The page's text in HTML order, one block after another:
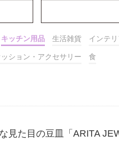
キッチン用品 生活雑貨 インテ
ション・アクセサリー 食
見た目の豆皿「ARITA